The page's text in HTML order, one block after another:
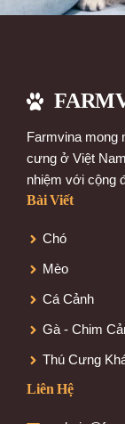
Farmvina mong
cưng ở Việt
nhiệm với cộng
Bài Viết
Chó
Mèo
Cá Cảnh
Gà - Chim
Thú Cưng
Liên Hệ
0 items -$0.00